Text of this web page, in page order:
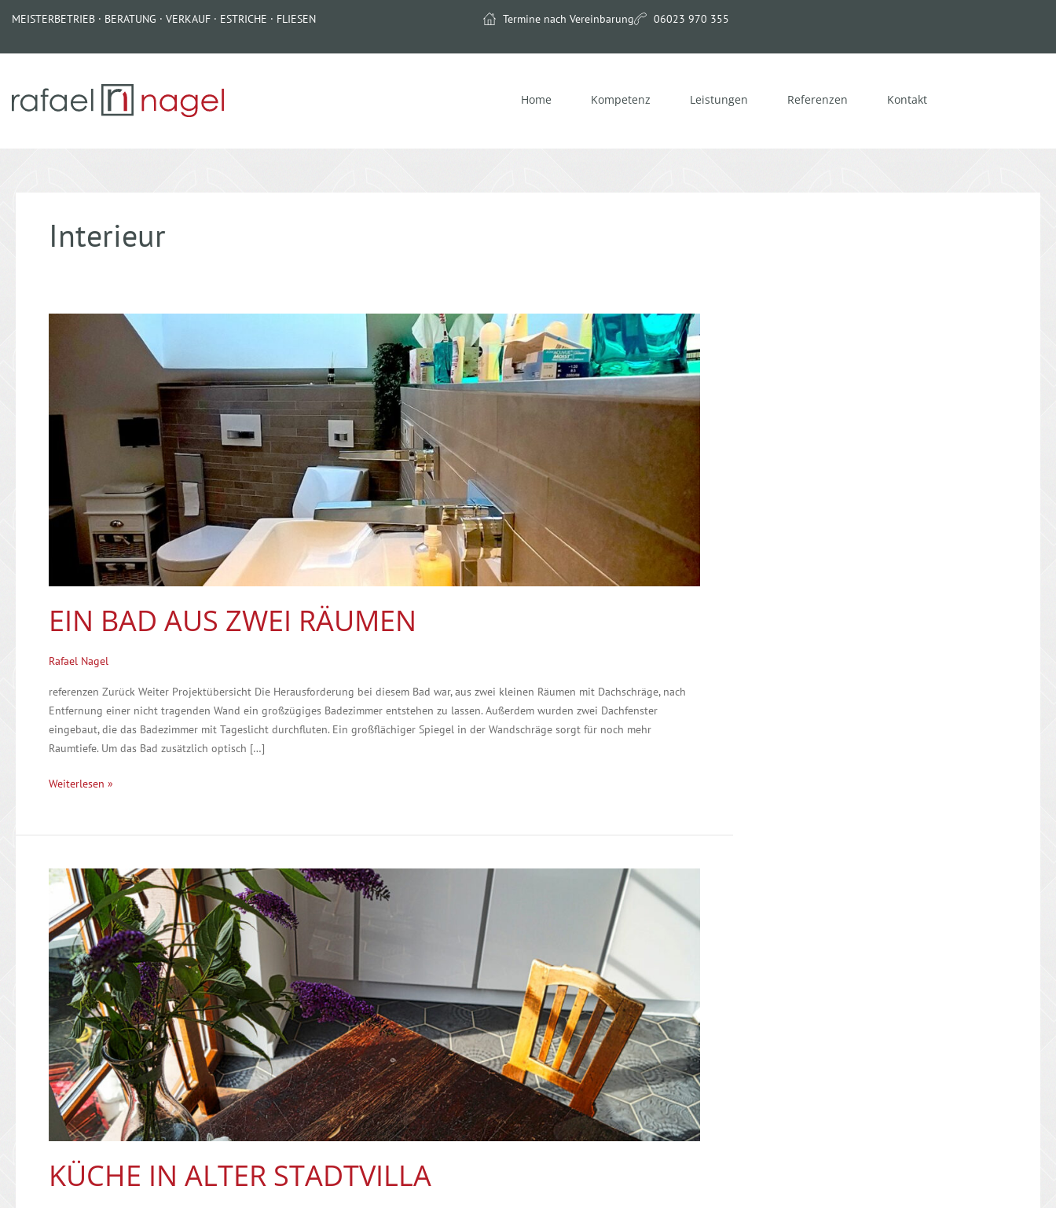
Inhalt
MEISTERBETRIEB · BERATUNG · VERKAUF · ESTRICHE · FLIESEN Termine nach Vereinbarung 06023 970 355
Home Kompetenz Leistungen Referenzen Kontakt
In­te­ri­eur
EIN BAD AUS ZWEI RÄUMEN
Rafael Nagel
referenzen Zurück Weiter Projektübersicht Die Herausforderung bei diesem Bad war, aus zwei kleinen Räumen mit Dachschräge, nach
Entfernung einer nicht tragenden Wand ein großzügiges Badezimmer entstehen zu lassen. Außerdem wurden zwei Dachfenster
eingebaut, die das Badezimmer mit Tageslicht durchfluten. Ein großflächiger Spiegel in der Wandschräge sorgt für noch mehr
Raumtiefe. Um das Bad zusätzlich optisch […]
Weiterlesen »
KÜCHE IN ALTER STADTVILLA
Küche
alter
Stadtvilla